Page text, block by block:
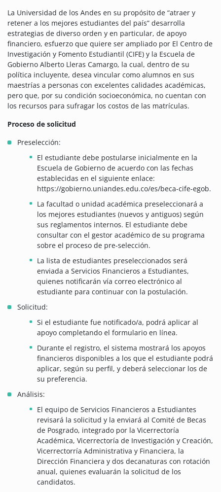
La Universidad de los Andes en su propósito de “atraer y
retener a los mejores estudiantes del país” desarrolla
estrategias de diverso orden y en particular, de apoyo
financiero, esfuerzo que quiere ser ampliado por El Centro de
Investigación y Fomento Estudiantil (CIFE) y la Escuela de
Gobierno Alberto Lleras Camargo, la cual, dentro de su
política incluyente, desea vincular como alumnos en sus
maestrías a personas con excelentes calidades académicas,
pero que, por su condición socioeconómica, no cuentan con
los recursos para sufragar los costos de las matrículas.
Proceso de solicitud
Preselección:
El estudiante debe postularse inicialmente en la
Escuela de Gobierno de acuerdo con las fechas
establecidas en el siguiente enlace:
https://gobierno.uniandes.edu.co/es/beca-cife-egob.
La facultad o unidad académica preseleccionará a
los mejores estudiantes (nuevos y antiguos) según
sus reglamentos internos. El estudiante debe
consultar con el gestor académico de su programa
sobre el proceso de pre-selección.
La lista de estudiantes preseleccionados será
enviada a Servicios Financieros a Estudiantes,
quienes notificarán vía correo electrónico al
estudiante para continuar con la postulación.
Solicitud:
Si el estudiante fue notificado/a, podrá aplicar al
apoyo completando el formulario en línea.
Durante el registro, el sistema mostrará los apoyos
financieros disponibles a los que el estudiante podrá
aplicar, según su perfil, y deberá seleccionar los de
su preferencia.
Análisis:
El equipo de Servicios Financieros a Estudiantes
revisará la solicitud y la enviará al Comité de Becas
de Posgrado, integrado por la Vicerrectoría
Académica, Vicerrectoría de Investigación y Creación,
Vicerrectorría Administrativa y Financiera, la
Dirección Financiera y dos decanaturas con rotación
anual, quienes evaluarán la solicitud de los
candidatos.